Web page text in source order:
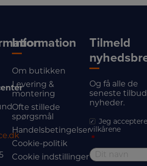
Information
Om butikken
Levering &
montering
Ofte stillede
spørgsmål
Handelsbetingelser
Cookie-politik
Cookie indstillinger
Tilmeld
Og få alle de
seneste
nyheder.
Jeg
vilkårene
*